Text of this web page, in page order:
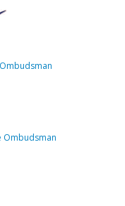
Ombudsman